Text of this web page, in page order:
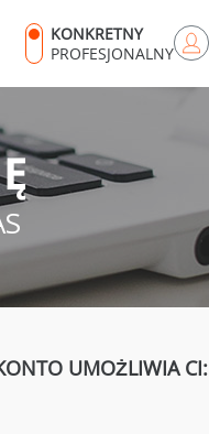
KONKRETNY
PROFESJONALNY
UMOŻLIWIA CI: